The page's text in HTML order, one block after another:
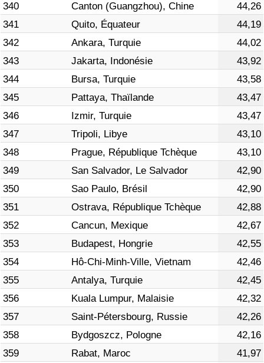
340
Canton (Guangzhou), Chine
44,26
341
Quito, Équateur
44,19
342
Ankara, Turquie
44,02
343
Jakarta, Indonésie
43,92
344
Bursa, Turquie
43,58
345
Pattaya, Thaïlande
43,47
346
Izmir, Turquie
43,47
347
Tripoli, Libye
43,10
348
Prague, République Tchèque
43,10
349
San Salvador, Le Salvador
42,90
350
Sao Paulo, Brésil
42,90
351
Ostrava, République Tchèque
42,88
352
Cancun, Mexique
42,67
353
Budapest, Hongrie
42,55
354
Hô-Chi-Minh-Ville, Vietnam
42,46
355
Antalya, Turquie
42,45
356
Kuala Lumpur, Malaisie
42,32
357
Saint-Pétersbourg, Russie
42,26
358
Bydgoszcz, Pologne
42,16
359
Rabat, Maroc
41,97